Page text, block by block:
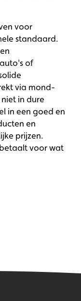
voor
standaard.
of
via mond-
in dure
in een goed en
en
prijzen.
voor wat